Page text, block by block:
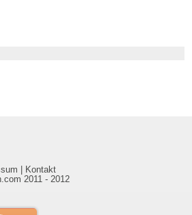
Kontakt
2011 - 2012